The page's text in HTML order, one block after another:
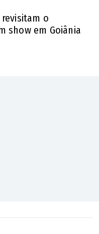
Não temos
revisitam o
show em Goiânia